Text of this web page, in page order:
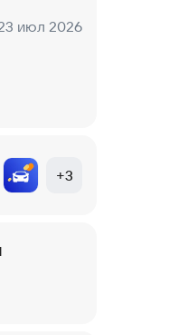
июл 2026
+3